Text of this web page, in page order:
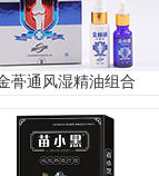
蓇通风湿精油组合